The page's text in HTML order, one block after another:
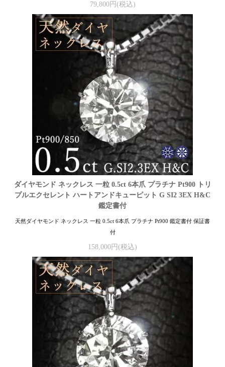
79,800円(税込)
ダイヤモンド ネックレス 一粒 0.5ct 6本爪 プラチナ Pt900 トリ
プルエクセレント ハートアンドキューピット G SI2 3EX H&C
鑑定書付
天然ダイヤモンド ネックレス 一粒 0.5ct 6本爪 プラチナ Pt900 鑑定書付 保証書
付
158,000円(税込)